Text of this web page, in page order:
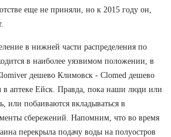
еще не приняли, но к 2015 году он,
в нижней части распределения по
в наиболее уязвимом положении, в
дешево Климовск - Clomed дешево
в аптеке Ейск. Правда, пока наши люди или
или побаиваются вкладываться в
сбережений. Напомним, что во время
перекрыла подачу воды на полуостров